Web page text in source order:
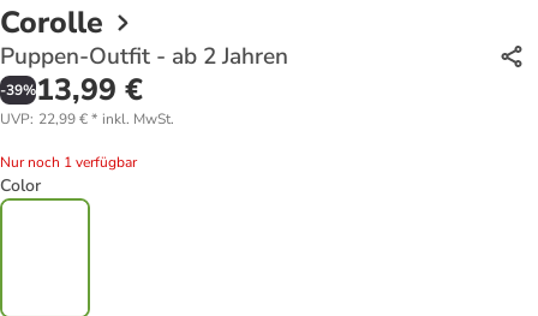
Corolle
Puppen-Outfit - ab 2 Jahren
-39%13,99 €
UVP: 22,99 €* inkl. MwSt.
Nur noch 1 verfügbar
Color